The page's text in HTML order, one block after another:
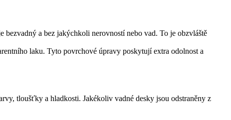
a bez jakýchkoli nerovností nebo vad. To je obzvláště
laku. Tyto povrchové úpravy poskytují extra odolnost a
tloušťky a hladkosti. Jakékoliv vadné desky jsou odstraněny z